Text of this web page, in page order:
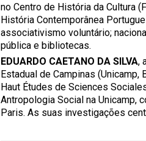
no Centro de História da Cultura
História Contemporânea
associativismo voluntário;
pública e bibliotecas.
EDUARDO CAETANO DA SILVA,
Estadual de Campinas
Haut Études de Sciences
Antropologia Social na Unicamp,
Paris. As suas investigações